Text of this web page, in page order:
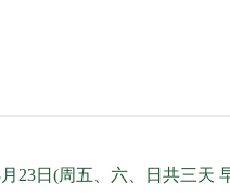
月23日(周五、六、日共三